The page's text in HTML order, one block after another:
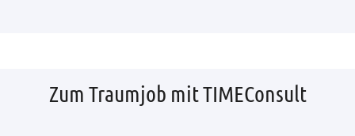
Zum Traumjob mit TIMEConsult